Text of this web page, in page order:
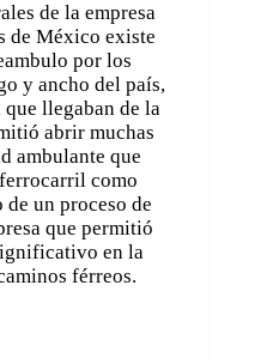
de la empresa
de México existe
por los
y ancho del país,
llegaban de la
abrir muchas
ambulante que
como
un proceso de
que permitió
en la
férreos.